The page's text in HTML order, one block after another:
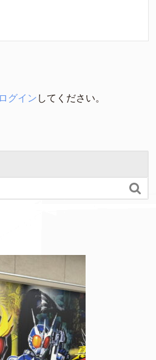
ログイン してください。
